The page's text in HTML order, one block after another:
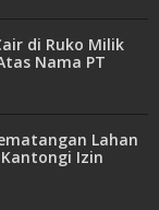
di Ruko Milik
Nama PT
Lahan
Izin